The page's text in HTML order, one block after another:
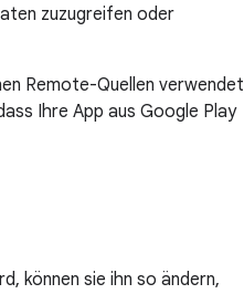
zuzugreifen oder
Remote-Quellen verwendet
Ihre App aus Google Play
können sie ihn so ändern,